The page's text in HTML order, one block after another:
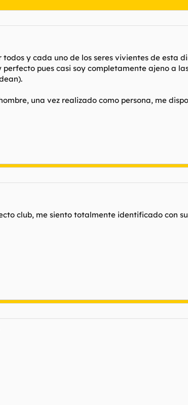
y cada uno de los seres vivientes de esta
pues casi soy completamente ajeno a
una vez realizado como persona, me
club, me siento totalmente identificado con